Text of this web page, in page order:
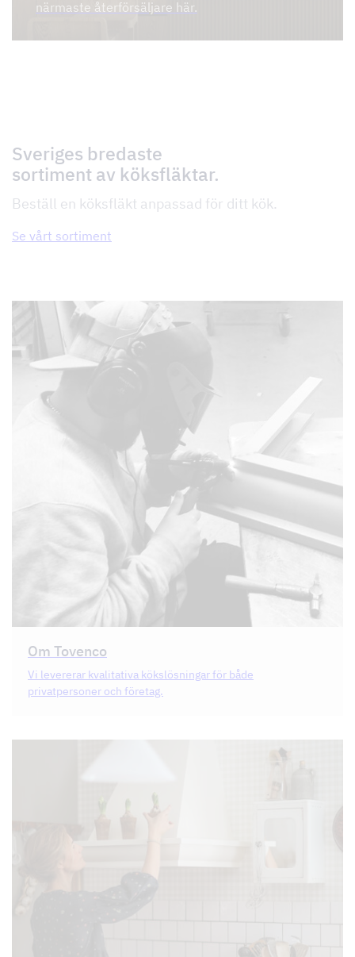
närmaste återförsäljare här.
Sveriges bredaste
sortiment av köksfläktar.
Beställ en köksfläkt anpassad för ditt kök.
Se vårt sortiment
Om Tovenco
Vi levererar kvalitativa kökslösningar för både
privatpersoner och företag.